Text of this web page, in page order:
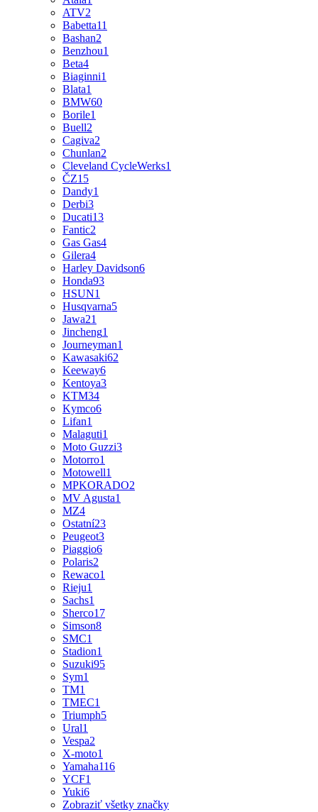
ATV2
Babetta11
Bashan2
Benzhou1
Beta4
Biaginni1
Blata1
BMW60
Borile1
Buell2
Cagiva2
Chunlan2
Cleveland CycleWerks1
ČZ15
Dandy1
Derbi3
Ducati13
Fantic2
Gas Gas4
Gilera4
Harley Davidson6
Honda93
HSUN1
Husqvarna5
Jawa21
Jincheng1
Journeyman1
Kawasaki62
Keeway6
Kentoya3
KTM34
Kymco6
Lifan1
Malaguti1
Moto Guzzi3
Motorro1
Motowell1
MPKORADO2
MV Agusta1
MZ4
Ostatní23
Peugeot3
Piaggio6
Polaris2
Rewaco1
Rieju1
Sachs1
Sherco17
Simson8
SMC1
Stadion1
Suzuki95
Sym1
TM1
TMEC1
Triumph5
Ural1
Vespa2
X-moto1
Yamaha116
YCF1
Yuki6
Zobraziť všetky značky